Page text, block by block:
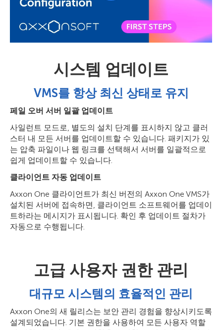
시스템 업데이트
VMS를 항상 최신 상태로 유지
페일 오버 서버 일괄 업데이트
사일런트 모드로, 별도의 설치 단계를 표시하지 않고 클러
스터 내 모든 서버를 업데이트할 수 있습니다. 패키지가 있
는 압축 파일이나 웹 링크를 선택해서 서버를 일괄적으로
쉽게 업데이트할 수 있습니다.
클라이언트 자동 업데이트
Axxon One 클라이언트가 최신 버전의 Axxon One VMS가
설치된 서버에 접속하면, 클라이언트 소프트웨어를 업데이
트하라는 메시지가 표시됩니다. 확인 후 업데이트 절차가
자동으로 수행됩니다.
고급 사용자 권한 관리
대규모 시스템의 효율적인 관리
Axxon One의 새 릴리스는 보안 관리 경험을 향상시키도록
설계되었습니다. 기본 권한을 사용하여 모든 사용자 역할